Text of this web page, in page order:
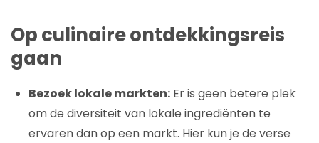
Op culinaire ontdekkingsreis
gaan
Bezoek lokale markten: Er is geen betere plek
om de diversiteit van lokale ingrediënten te
ervaren dan op een markt. Hier kun je de verse